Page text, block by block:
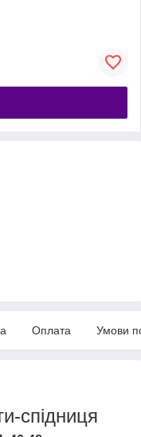
Оплата Умови
спідниця